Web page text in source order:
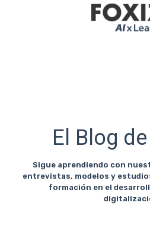
El Blog
Sigue aprendiendo con
entrevistas, modelos y
formación en el